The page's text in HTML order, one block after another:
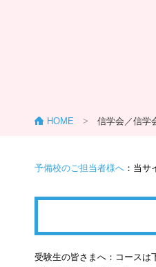
HOME > 信学会／信学
予備校のご担当者様へ ：当
受験生の皆さまへ：コースは